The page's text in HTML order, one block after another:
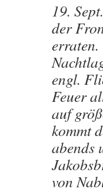
19.
der
erraten.
engl.
Feuer
auf
kommt
abends
von